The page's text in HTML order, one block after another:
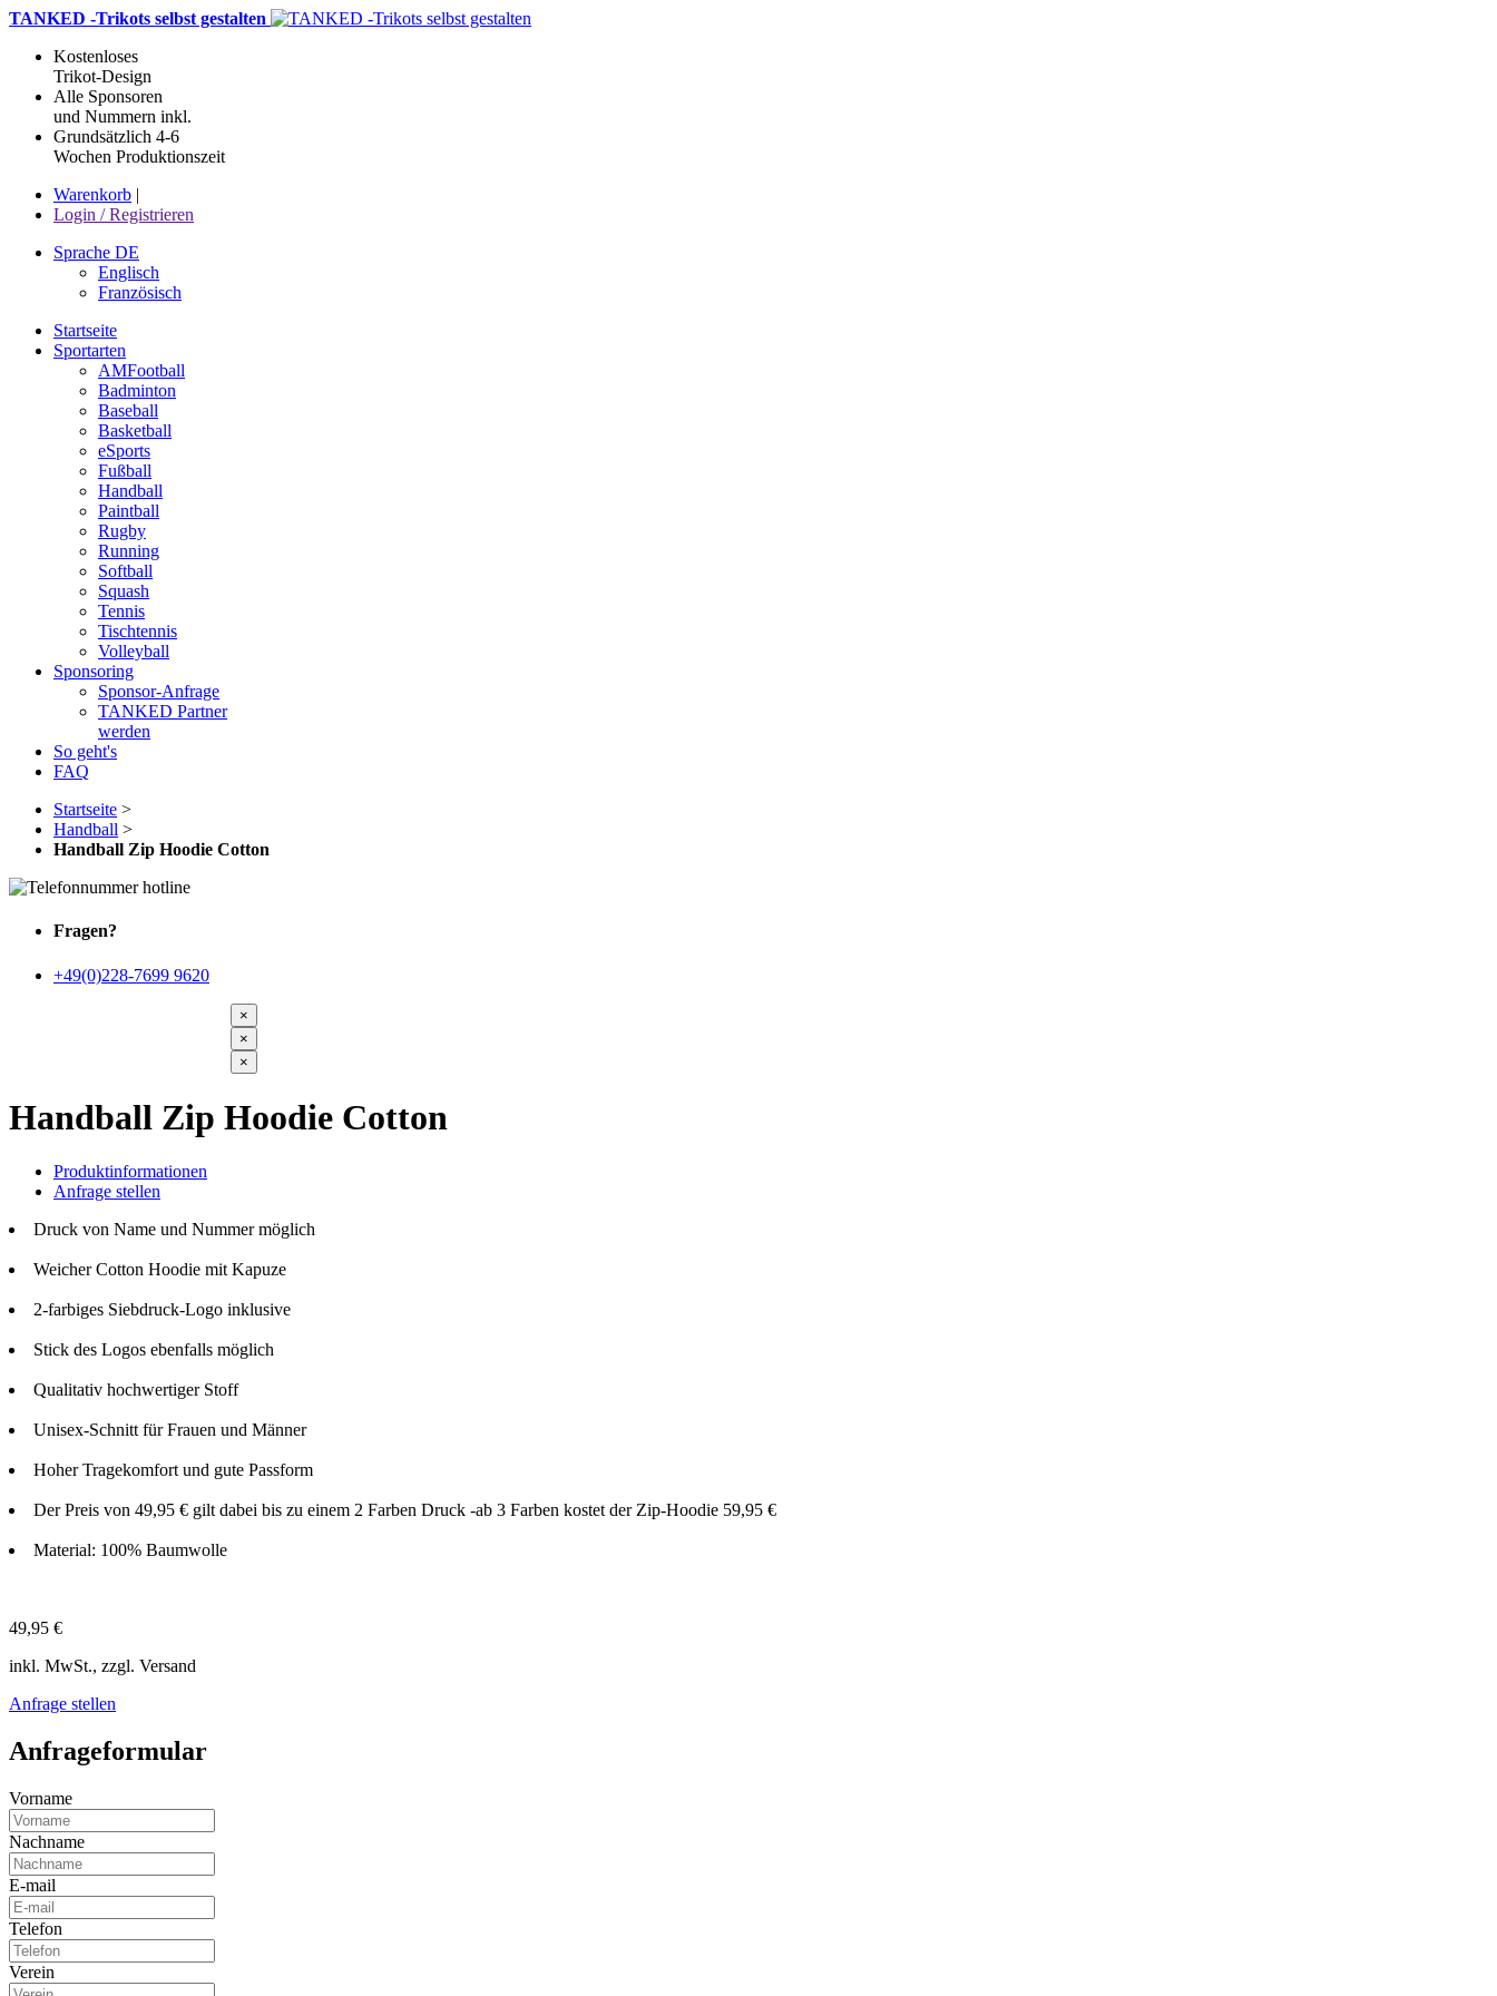
TANKED -Trikots selbst gestalten
Kostenloses
Trikot-Design
Alle Sponsoren
und Nummern inkl.
Grundsätzlich 4-6
Wochen Produktionszeit
Warenkorb |
Login / Registrieren
Sprache DE
Englisch
Französisch
Startseite
Sportarten
AMFootball
Badminton
Baseball
Basketball
eSports
Fußball
Handball
Paintball
Rugby
Running
Softball
Squash
Tennis
Tischtennis
Volleyball
Sponsoring
Sponsor-Anfrage
TANKED Partner
werden
So geht's
FAQ
Startseite >
Handball >
Handball Zip Hoodie Cotton
Fragen?
+49(0)228-7699 9620
×
×
×
Handball Zip Hoodie Cotton
Produktinformationen
Anfrage stellen
Druck von Name und Nummer möglich
Weicher Cotton Hoodie mit Kapuze
2-farbiges Siebdruck-Logo inklusive
Stick des Logos ebenfalls möglich
Qualitativ hochwertiger Stoff
Unisex-Schnitt für Frauen und Männer
Hoher Tragekomfort und gute Passform
Der Preis von 49,95 € gilt dabei bis zu einem 2 Farben Druck -ab 3 Farben kostet der Zip-Hoodie 59,95 €
Material: 100% Baumwolle
49,95 €
inkl. MwSt., zzgl. Versand
Anfrage stellen
Anfrageformular
Vorname
Nachname
E-mail
Telefon
Verein